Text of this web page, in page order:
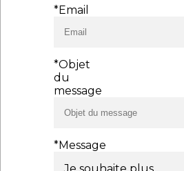
*Email
*Objet
du
message
*Message